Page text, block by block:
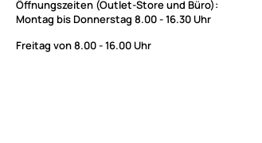
Öffnungszeiten (Outlet-Store und Büro):
Montag bis Donnerstag 8.00 - 16.30 Uhr
Freitag von 8.00 - 16.00 Uhr